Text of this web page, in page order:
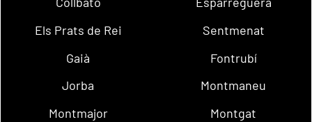
Els Prats de Rei
Sentmenat
Gaià
Fontrubí
Jorba
Montmaneu
Montmajor
Montgat